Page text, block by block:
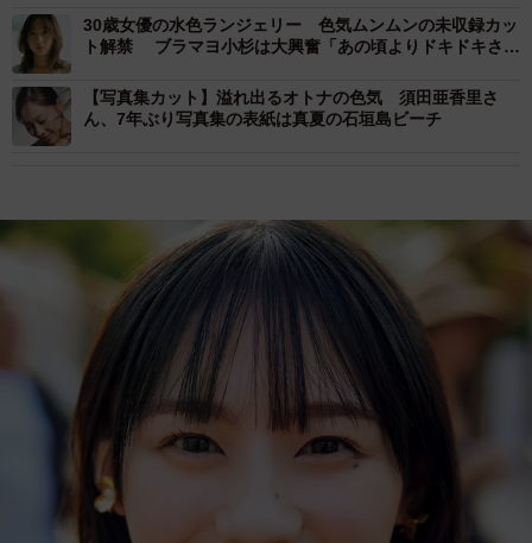
30歳女優の水色ランジェリー 色気ムンムンの未収録カッ
ト解禁 ブラマヨ小杉は大興奮「あの頃よりドキドキさせ
【写真集カット】溢れ出るオトナの色気 須田亜香里さ
ん、7年ぶり写真集の表紙は真夏の石垣島ビーチ